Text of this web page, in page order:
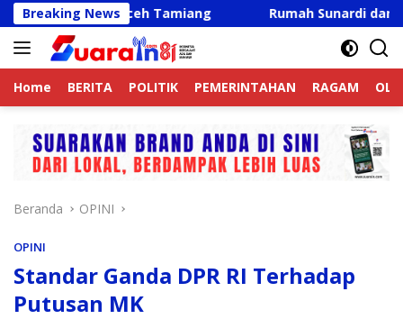
Langsung
ke
konten
Breaking News
Aceh Tamiang Rumah Sunardi dan Misno
Home BERITA POLITIK PEMERINTAHAN RAGAM
Beranda OPINI
OPINI
Standar Ganda DPR RI Terhadap
Putusan MK